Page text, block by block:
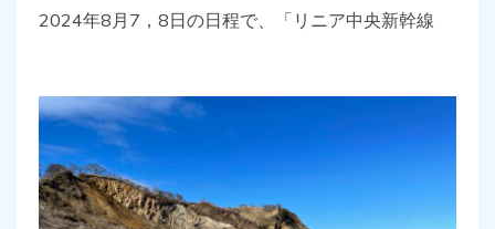
2024年8月7，8日の日程で、「リニア中央新幹線